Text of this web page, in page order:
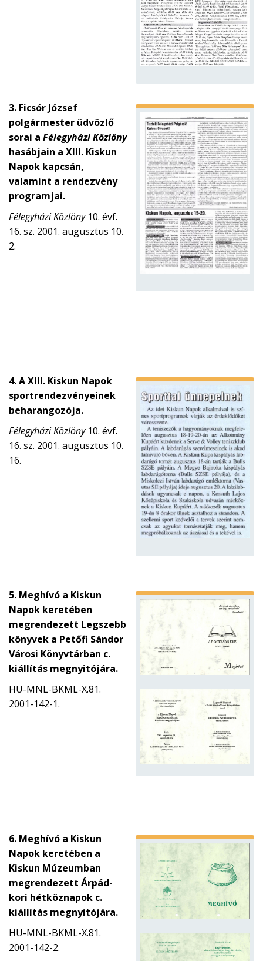
3. Ficsór József
polgármester üdvözlő
sorai a Félegyházi Közlöny
hasábjain a XIII. Kiskun
Napok kapcsán,
valamint a rendezvény
programjai.
Félegyházi Közlöny10. évf.
16. sz. 2001. augusztus 10.
2.
4. A XIII. Kiskun Napok
sportrendezvényeinek
beharangozója.
Félegyházi Közlöny10. évf.
16. sz. 2001. augusztus 10.
16.
5. Meghívó a Kiskun
Napok keretében
megrendezett Legszebb
könyvek a Petőfi Sándor
Városi Könyvtárban c.
kiállítás megnyitójára.
HU-MNL-BKML-X.81.
2001-142-1.
6. Meghívó a Kiskun
Napok keretében a
Kiskun Múzeumban
megrendezett Árpád-
kori hétköznapok c.
kiállítás megnyitójára.
HU-MNL-BKML-X.81.
2001-142-2.